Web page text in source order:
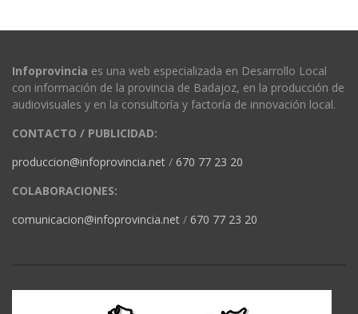
Infoprovincia es una web especializada en Desarrollo Local
con información de la provincia de Badajoz, en la producción de
audiovisuales y en la consultoría y factoría de innovación local.
CONTACTO / PUBLICIDAD:
produccion@infoprovincia.net / 670 77 23 20
COLABORACIONES:
comunicacion@infoprovincia.net / 670 77 23 20